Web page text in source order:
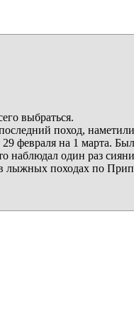
выбраться.
поход,
февраля на 1 марта.
наблюдал один раз
лыжных походах по